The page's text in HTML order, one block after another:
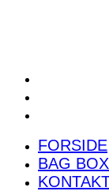
FORSIDE
BAG